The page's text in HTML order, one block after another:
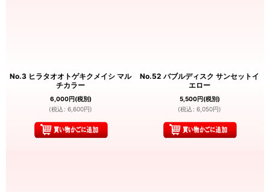
No.3 ヒラタオオトゲキクメイシ マル
チカラー
6,000円(税別)
(税込 : 6,600円)
No.52 バブルディスク サンセットイ
エロー
5,500円(税別)
(税込 : 6,050円)